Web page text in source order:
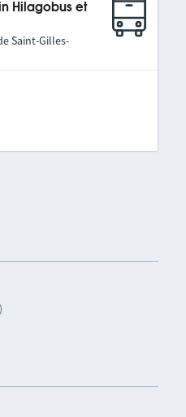
Hilagobus et
Saint-Gilles-